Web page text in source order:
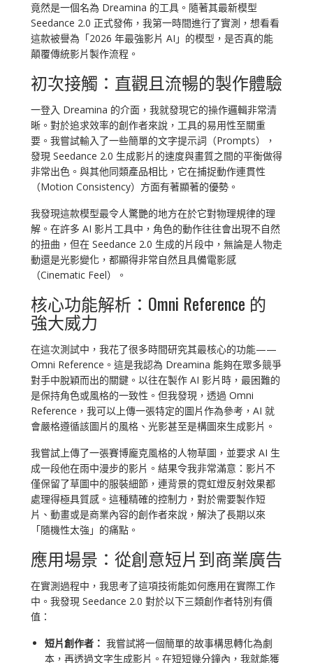
竟然是一個名為 Dreamina 的工具。隨著其最新模型
Seedance 2.0 正式發佈，我第一時間進行了實測，想看看
這款被譽為「2026 年最強影片 AI」的模型，是否真的能
顛覆傳統影片製作流程。
初次接觸：直觀且流暢的製作體驗
一登入 Dreamina 的介面，我就發現它的操作邏輯非常清
晰。對於追求效率的創作者來說，工具的易用性至關重
要。我嘗試輸入了一些簡單的文字提示詞（Prompts），
發現 Seedance 2.0 生成影片的速度與畫質之間的平衡做得
非常出色。與其他同類產品相比，它在捕捉動作連貫性
（Motion Consistency）方面有著顯著的優勢。
我發現這款模型最令人驚艷的地方在於它對物理規律的理
解。在許多 AI 影片工具中，角色的動作往往會出現不自然
的扭曲，但在 Seedance 2.0 生成的片段中，無論是人物走
動還是光影變化，都顯得非常自然且具備電影感
（Cinematic Feel）。
核心功能解析：Omni Reference 的
強大威力
在這次測試中，我花了很多時間研究其最核心的功能——
Omni Reference。這是我認為 Dreamina 能夠在眾多競爭
對手中脫穎而出的關鍵。以往在製作 AI 影片時，最困難的
是保持角色或風格的一致性。但我發現，透過 Omni
Reference，我可以上傳一張特定的圖片作為參考，AI 就
會嚴格遵循該圖片的風格、光影甚至是構圖來生成影片。
我嘗試上傳了一張賽博龐克風格的人物草圖，並要求 AI 生
成一段他在雨中漫步的影片。結果令我非常滿意：影片不
僅保留了草圖中的服裝細節，連背景的霓虹燈反射效果都
處理得極具質感。這種精確的控制力，對於需要製作短
片、動畫或是商業內容的創作者來說，解決了長期以來
「隨機性太強」的痛點。
應用場景：從創意短片到商業廣告
在實測過程中，我思考了這項技術能如何應用在實際工作
中。我發現 Seedance 2.0 對於以下三類創作者特別有價
值：
短片創作者： 我嘗試將一個簡單的故事構思轉化為劇
本，再透過文字生成影片。在短短幾分鐘內，我就能獲